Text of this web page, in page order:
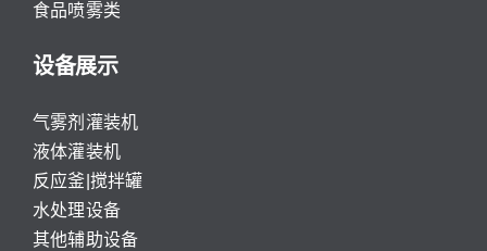
食品喷雾类
设备展示
气雾剂灌装机
液体灌装机
反应釜|搅拌罐
水处理设备
其他辅助设备